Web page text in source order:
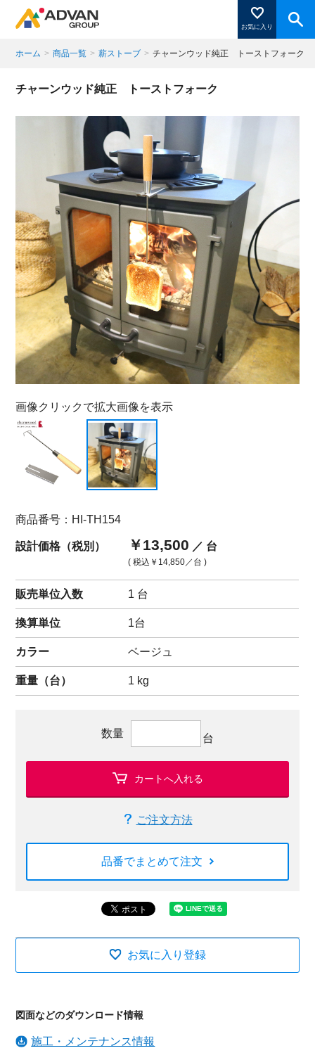
お気に入り
商品ページにある「お気に入り登録」を押すと登録した
閉じる
ホーム > 商品一覧 > 薪ストーブ > チャーンウッド純正 トーストフォーク
チャーンウッド純正 トーストフォーク
画像クリックで拡大画像を表示
商品番号：HI-TH154
設計価格（税別） ￥13,500 ／ 台
( 税込 ￥14,850／台 )
販売単位入数 1 台
換算単位 1台
カラー ベージュ
重量（台） 1 kg
数量 台
カートへ入れる
ご注文方法
品番でまとめて注文
お気に入り登録
図面などのダウンロード情報
施工・メンテナンス情報